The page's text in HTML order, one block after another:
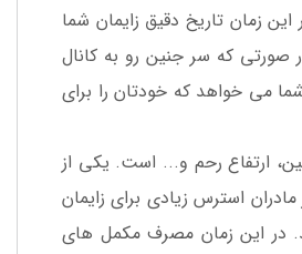
در این زمان تاریخ دقیق زایمان شما
که سر جنین رو به کانال
می خواهد که خودتان را برای
ارتفاع رحم و... است. یکی از
استرس زیادی برای زایمان
در این زمان مصرف مکمل های